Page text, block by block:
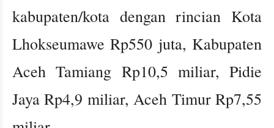
kabupaten/kota dengan rincian Kota
Lhokseumawe Rp550 juta, Kabupaten
Aceh Tamiang Rp10,5 miliar, Pidie
Jaya Rp4,9 miliar, Aceh Timur Rp7,55